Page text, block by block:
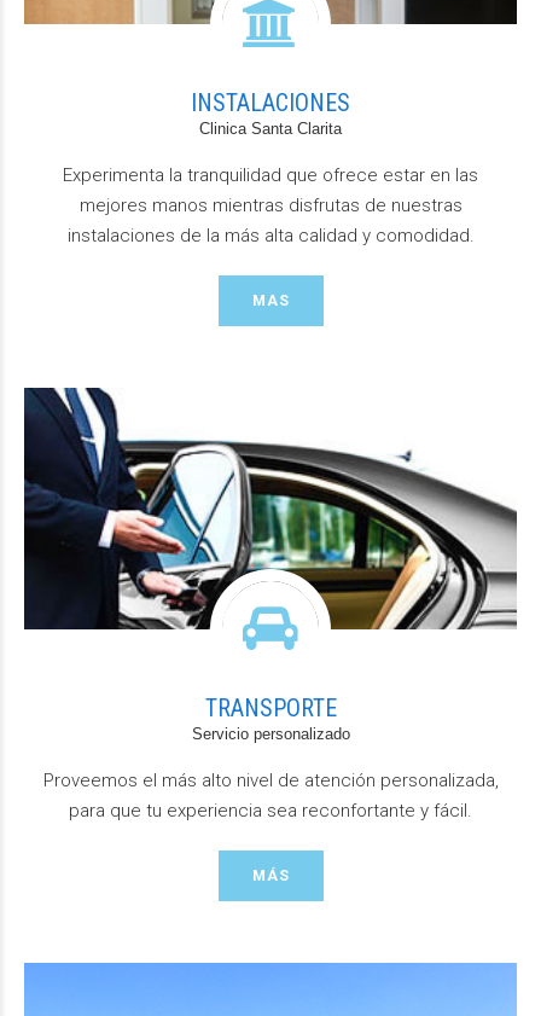
INSTALACIONES
Clinica Santa Clarita
Experimenta la tranquilidad que ofrece estar en las
mejores manos mientras disfrutas de nuestras
instalaciones de la más alta calidad y comodidad.
MAS
TRANSPORTE
Servicio personalizado
Proveemos el más alto nivel de atención personalizada,
para que tu experiencia sea reconfortante y fácil.
MÁS